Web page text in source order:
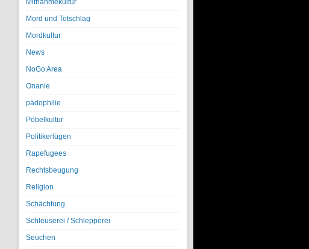
Mitnahmekultur
Mord und Totschlag
Mordkultur
News
NoGo Area
Onanie
pädophilie
Pöbelkultur
Politikerlügen
Rapefugees
Rechtsbeugung
Religion
Schächtung
Schleuserei / Schlepperei
Seuchen